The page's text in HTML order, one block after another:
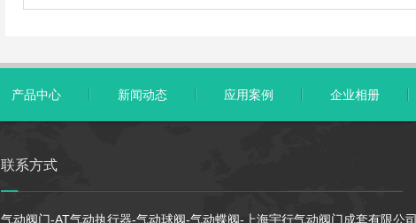
产品中心 新闻动态 应用案例 企业相册
联系方式
气动阀门-AT气动执行器-气动球阀-气动蝶阀-上海宇行气动阀门成套有限公司